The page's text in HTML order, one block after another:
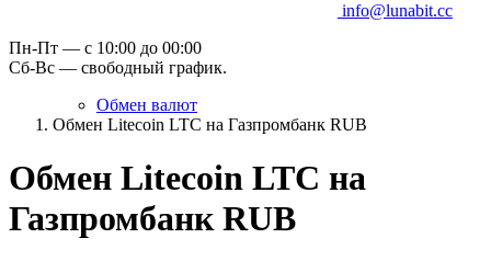
info@lunabit.cc
Пн-Пт — c 10:00 до 00:00
Сб-Вс — свободный график.
Обмен валют
Обмен Litecoin LTC на Газпромбанк RUB
Обмен Litecoin LTC на
Газпромбанк RUB